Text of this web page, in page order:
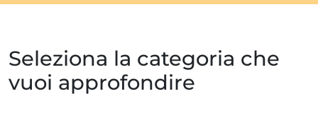
Seleziona la categoria che
vuoi approfondire